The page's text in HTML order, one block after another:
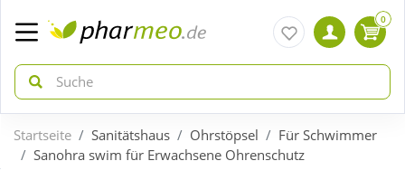
zurück
zurück
0
Startseite Sanitätshaus Ohrstöpsel
Für Schwimmer
Sanohra swim für Erwachsene Ohrenschutz